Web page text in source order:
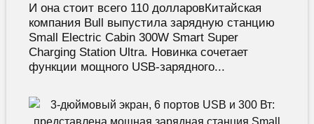
И она стоит всего 110 долларовКитайская
компания Bull выпустила зарядную станцию
Small Electric Cabin 300W Smart Super
Charging Station Ultra. Новинка сочетает
функции мощного USB-зарядного...